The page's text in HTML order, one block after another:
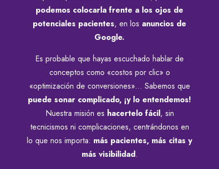
podemos colocarla frente a los ojos de
potenciales pacientes, en los anuncios de
Google.
Es probable que hayas escuchado hablar de
conceptos como «costos por clic» o
«optimización de conversiones»… Sabemos que
puede sonar complicado, ¡y lo entendemos!
Nuestra misión es hacertelo fácil, sin
tecnicismos ni complicaciones, centrándonos en
lo que nos importa: más pacientes, más citas y
más visibilidad.